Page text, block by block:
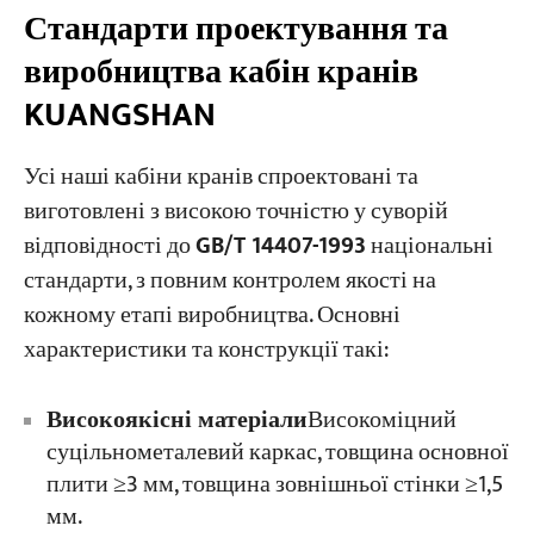
Стандарти проектування та
виробництва кабін кранів
KUANGSHAN
Усі наші кабіни кранів спроектовані та
виготовлені з високою точністю у суворій
відповідності доGB/T 14407-1993національні
стандарти, з повним контролем якості на
кожному етапі виробництва. Основні
характеристики та конструкції такі:
Високоякісні матеріалиВисокоміцний
суцільнометалевий каркас, товщина основної
плити ≥3 мм, товщина зовнішньої стінки ≥1,5
мм.